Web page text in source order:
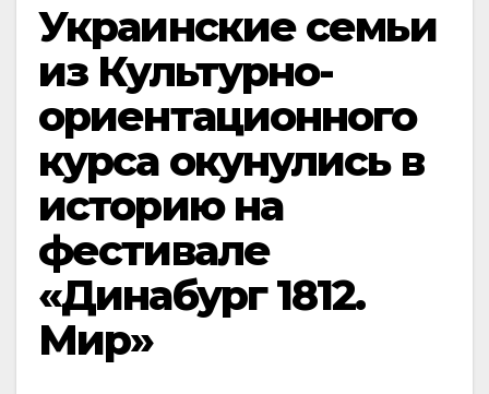
Украинские семьи
из Культурно-
ориентационного
курса окунулись в
историю на
фестивале
«Динабург 1812.
Мир»